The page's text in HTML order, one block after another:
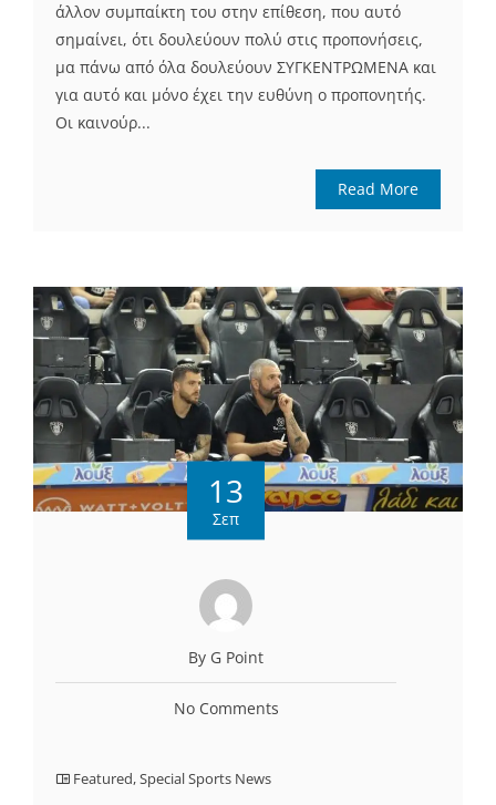
άλλον συμπαίκτη του στην επίθεση, που αυτό
σημαίνει, ότι δουλεύουν πολύ στις προπονήσεις,
μα πάνω από όλα δουλεύουν ΣΥΓΚΕΝΤΡΩΜΕΝΑ και
για αυτό και μόνο έχει την ευθύνη ο προπονητής.
Οι καινούρ...
Read More
13
Σεπ
By G Point
No Comments
Featured,Special Sports News